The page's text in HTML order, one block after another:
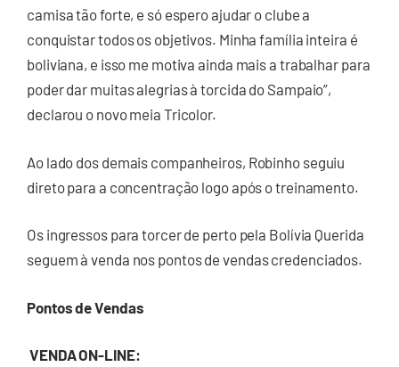
camisa tão forte, e só espero ajudar o clube a
conquistar todos os objetivos. Minha família inteira é
boliviana, e isso me motiva ainda mais a trabalhar para
poder dar muitas alegrias à torcida do Sampaio”,
declarou o novo meia Tricolor.
Ao lado dos demais companheiros, Robinho seguiu
direto para a concentração logo após o treinamento.
Os ingressos para torcer de perto pela Bolívia Querida
seguem à venda nos pontos de vendas credenciados.
Pontos de Vendas
VENDA ON-LINE: